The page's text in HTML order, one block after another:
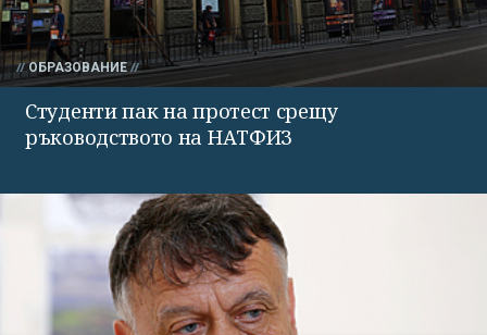
ОБРАЗОВАНИЕ
Студенти пак на протест срещу
ръководството на НАТФИЗ